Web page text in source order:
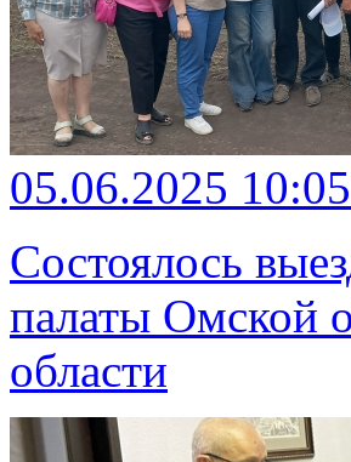
05.06.2025 10:05
Состоялось
палаты Омской
области